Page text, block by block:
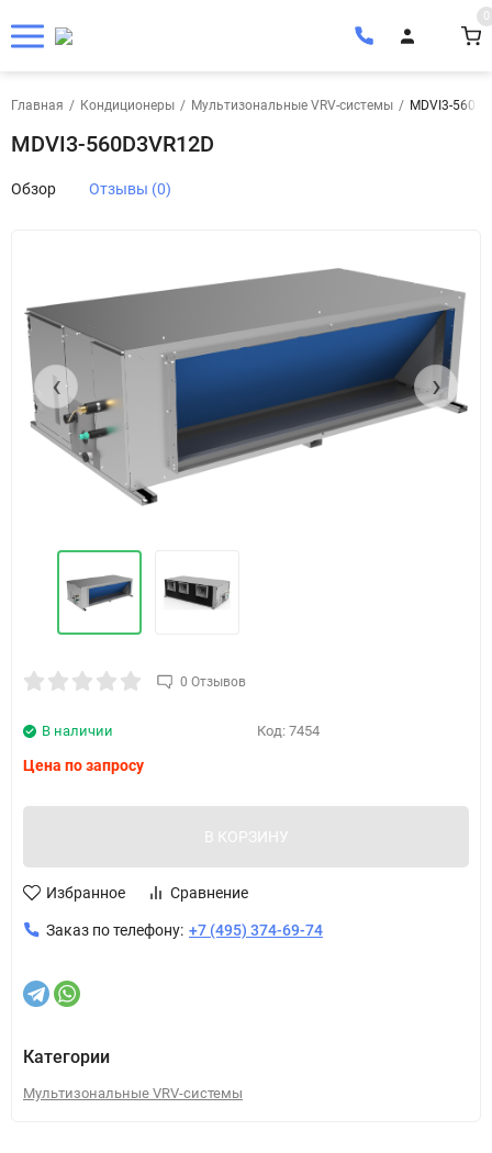
0
Главная / Кондиционеры / Мультизональные VRV-системы / MDVI3-
MDVI3-560D3VR12D
Обзор Отзывы (0)
‹ ›
0 Отзывов
Код: 7454
В наличии
Цена по запросу
В КОРЗИНУ
Избранное Сравнение
Заказ по телефону: +7 (495) 374-69-74
Категории
Мультизональные VRV-системы